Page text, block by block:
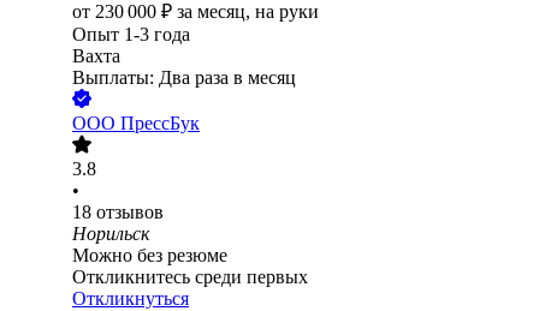
от 230 000 ₽ за месяц, на руки
Опыт 1-3 года
Вахта
Выплаты: Два раза в месяц
ООО ПрессБук
3.8
•
18 отзывов
Норильск
Можно без резюме
Откликнитесь среди первых
Откликнуться